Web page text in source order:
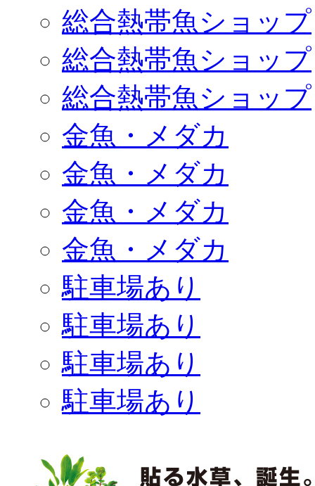
総合熱帯魚ショップ
総合熱帯魚ショップ
総合熱帯魚ショップ
金魚・メダカ
金魚・メダカ
金魚・メダカ
金魚・メダカ
駐車場あり
駐車場あり
駐車場あり
駐車場あり